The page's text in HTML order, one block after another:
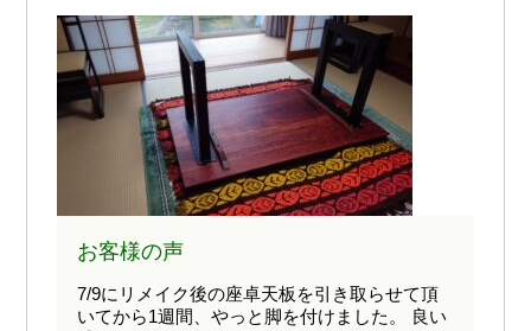
お客様の声
7/9にリメイク後の座卓天板を引き取らせて頂
いてから1週間、やっと脚を付けました。 良い